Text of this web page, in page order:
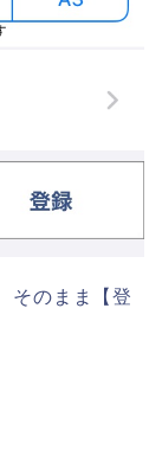
そのまま【登